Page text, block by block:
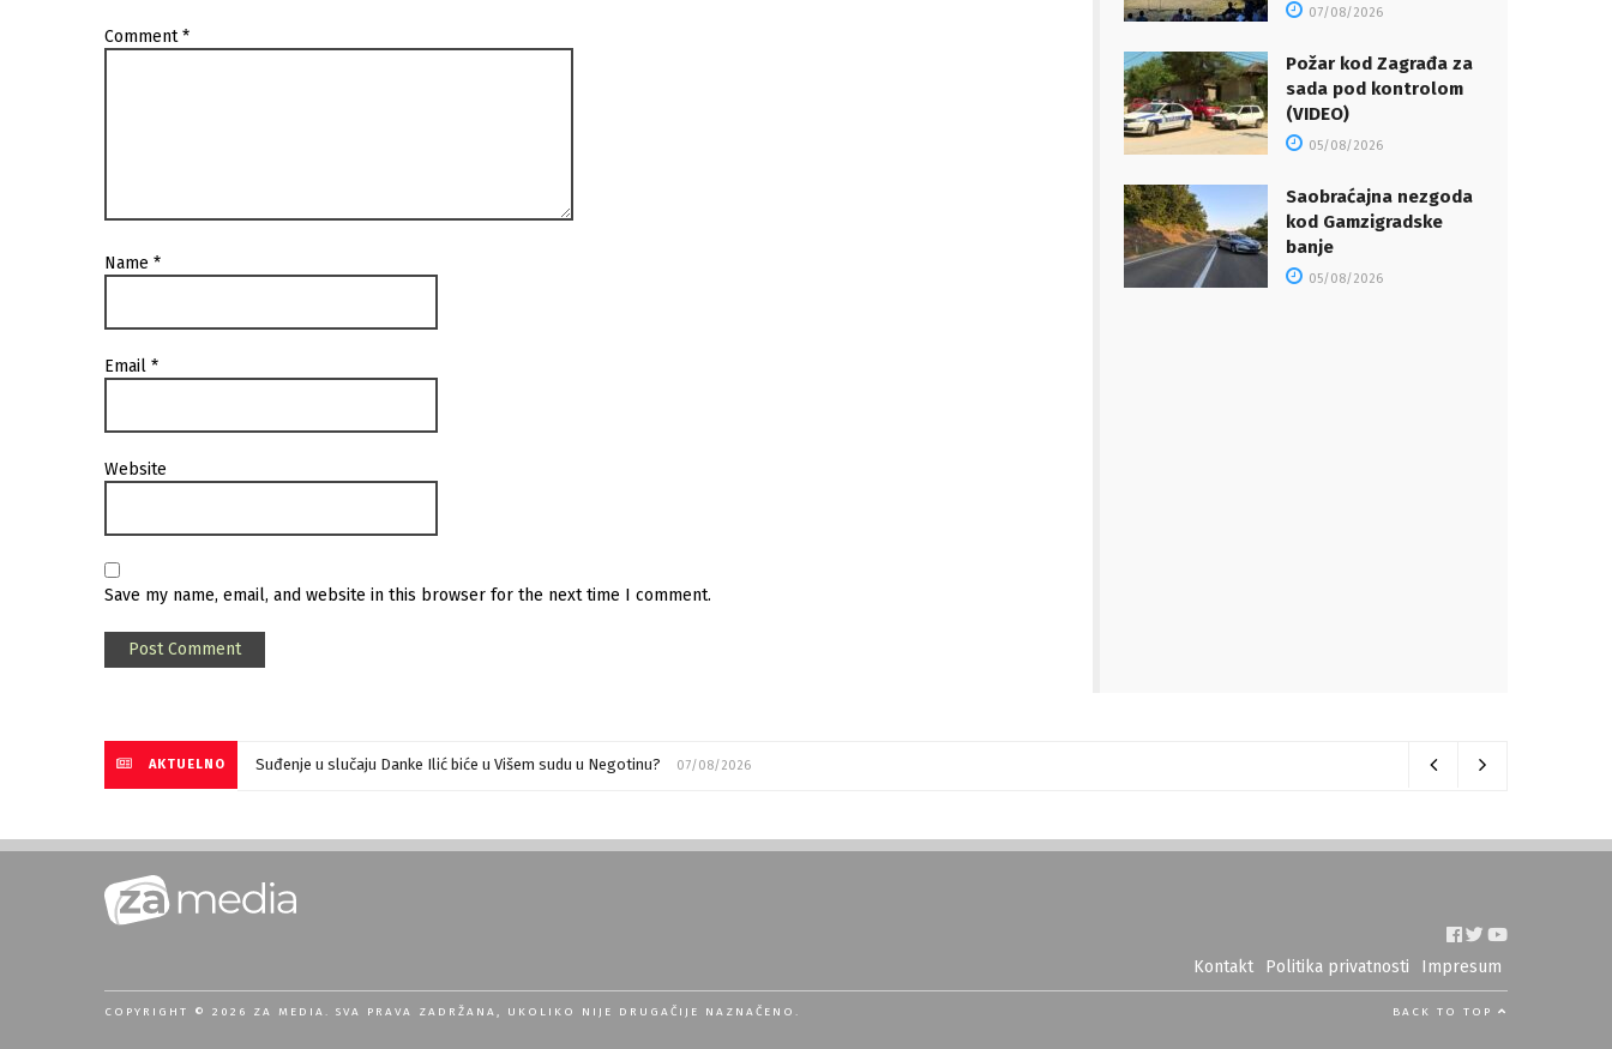
Comment*
Name *
Email *
Website
Save my name, email, and website in this browser for the next time I comment.
07/08/2026
Požar kod Zagrađa za
sada pod kontrolom
(VIDEO)
05/08/2026
Saobraćajna nezgoda
kod Gamzigradske
banje
05/08/2026
AKTUELNO Suđenje u slučaju Danke Ilić biće u Višem sudu u Negotinu? 07/08/2026
Kontakt Politika privatnosti Impresum
COPYRIGHT © 2026 ZA MEDIA. SVA PRAVA ZADRŽANA, UKOLIKO NIJE DRUGAČIJE NAZNAČENO. BACK TO TOP